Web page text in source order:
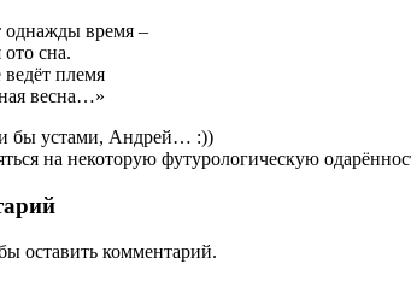
однажды время –
сна.
племя
весна…»
бы устами, Андрей… :))
на некоторую футурологическую
оставить комментарий.